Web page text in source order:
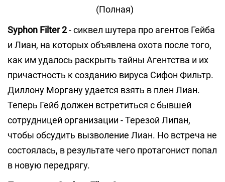
(Полная)
Syphon Filter 2- сиквел шутера про агентов Гейба
и Лиан, на которых объявлена охота после того,
как им удалось раскрыть тайны Агентства и их
причастность к созданию вируса Сифон Фильтр.
Диллону Моргану удается взять в плен Лиан.
Теперь Гейб должен встретиться с бывшей
сотрудницей организации - Терезой Липан,
чтобы обсудить вызволение Лиан. Но встреча не
состоялась, в результате чего протагонист попал
в новую передрягу.